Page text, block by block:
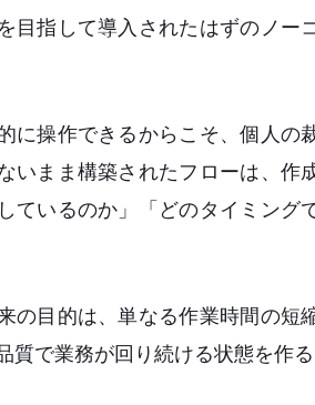
目指して導入されたはずのノー
に操作できるからこそ、個人の
いまま構築されたフローは、
ているのか」「どのタイミング
の目的は、単なる作業時間の
質で業務が回り続ける状態を作